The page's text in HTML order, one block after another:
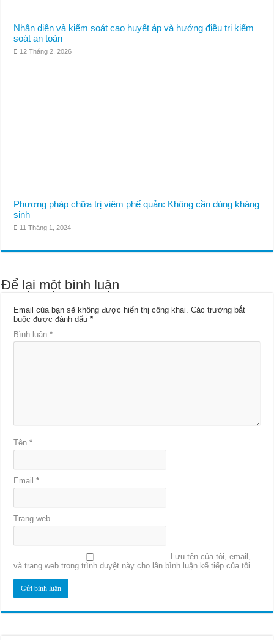
Nhận diện và kiểm soát cao huyết áp và hướng điều trị kiểm
soát an toàn
12 Tháng 2, 2026
Phương pháp chữa trị viêm phế quản: Không cần dùng kháng
sinh
11 Tháng 1, 2024
Để lại một bình luận
Email của bạn sẽ không được hiển thị công khai.
Các trường bắt
buộc được đánh dấu*
Bình luận*
Tên*
Email*
Trang web
Lưu tên của tôi, email,
và trang web trong trình duyệt này cho lần bình luận kế tiếp của tôi.